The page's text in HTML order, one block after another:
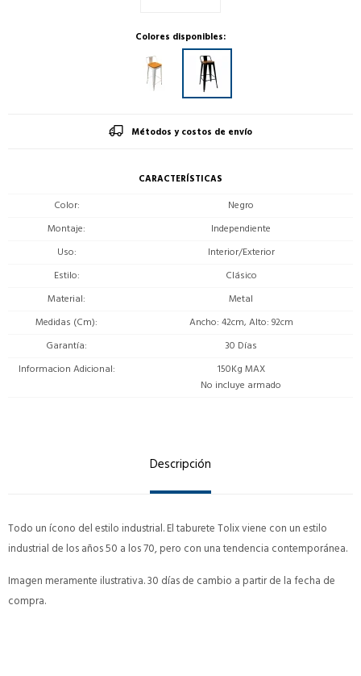
Colores disponibles:
Métodos y costos de envío
CARACTERÍSTICAS
Color
Negro
Montaje
Independiente
Uso
Interior/Exterior
Estilo
Clásico
Material
Metal
Medidas (Cm)
Ancho: 42cm, Alto: 92cm
Garantía
30 Días
Informacion Adicional
150Kg MAX
No incluye armado
Descripción
Todo un ícono del estilo industrial. El taburete Tolix viene con un estilo
industrial de los años 50 a los 70, pero con una tendencia contemporánea.
Imagen meramente ilustrativa. 30 días de cambio a partir de la fecha de
compra.